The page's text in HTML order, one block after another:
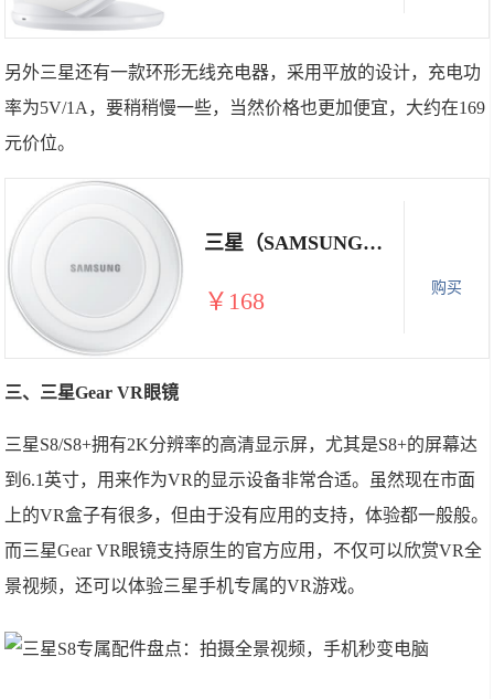
另外三星还有一款环形无线充电器，采用平放的设计，充电功
率为5V/1A，要稍稍慢一些，当然价格也更加便宜，大约在169
元价位。
三星（SAMSUNG）S6/S6edge手机 原装环形无线充电器 白色
￥168 购买
三、三星Gear VR眼镜
三星S8/S8+拥有2K分辨率的高清显示屏，尤其是S8+的屏幕达
到6.1英寸，用来作为VR的显示设备非常合适。虽然现在市面
上的VR盒子有很多，但由于没有应用的支持，体验都一般般。
而三星Gear VR眼镜支持原生的官方应用，不仅可以欣赏VR全
景视频，还可以体验三星手机专属的VR游戏。